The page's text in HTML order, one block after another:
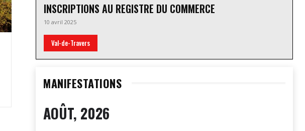
INSCRIPTIONS AU REGISTRE DU COMMERCE
10 avril 2025
Val-de-Travers
MANIFESTATIONS
AOÛT, 2026